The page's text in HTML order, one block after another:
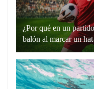
es
un
recurso
lingüístico
que
utilizamos
para
¿Por qué en un
balón al marcar un
Un
hat-
trick